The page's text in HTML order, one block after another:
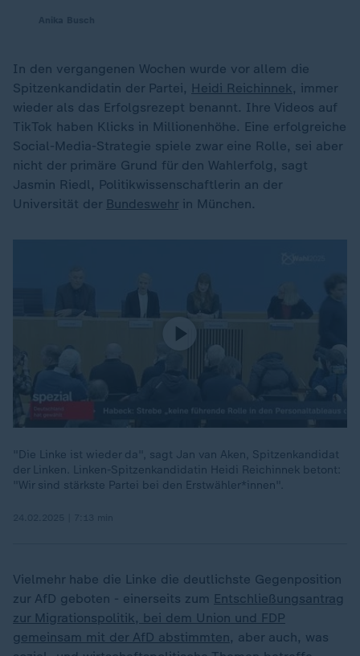
In den vergangenen Wochen wurde vor allem die
Spitzenkandidatin der Partei, Heidi Reichinnek, immer
wieder als das Erfolgsrezept benannt. Ihre Videos auf
TikTok haben Klicks in Millionenhöhe. Eine erfolgreiche
Social-Media-Strategie spiele zwar eine Rolle, sei aber
nicht der primäre Grund für den Wahlerfolg, sagt
Jasmin Riedl, Politikwissenschaftlerin an der
Universität der Bundeswehr in München.
"Die Linke ist wieder da", sagt Jan van Aken, Spitzenkandidat
der Linken. Linken-Spitzenkandidatin Heidi Reichinnek betont:
"Wir sind stärkste Partei bei den Erstwähler*innen".
Vielmehr habe die Linke die deutlichste Gegenposition
zur AfD geboten - einerseits zum Entschließungsantrag
zur Migrationspolitik, bei dem Union und FDP
gemeinsam mit der AfD abstimmten, aber auch, was